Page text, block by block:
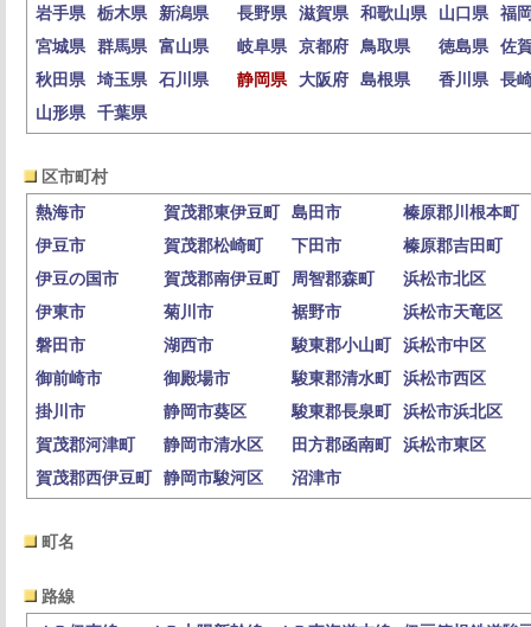
岩手県
栃木県 新潟県 長野県 滋賀県 和歌山県 山口県
福
宮城県
群馬県 富山県 岐阜県 京都府 鳥取県 徳島県
佐
秋田県
埼玉県 石川県 静岡県 大阪府 島根県 香川県
長
山形県
千葉県
区市町村
熱海市
賀茂郡東伊豆町 島田市
榛原郡川根本町
伊豆市
賀茂郡松崎町 下田市
榛原郡吉田町
伊豆の国市
賀茂郡南伊豆町 周智郡森町
浜松市北区
伊東市
菊川市 裾野市
浜松市天竜区
磐田市
湖西市 駿東郡小山町
浜松市中区
御前崎市
御殿場市 駿東郡清水町
浜松市西区
掛川市
静岡市葵区 駿東郡長泉町
浜松市浜北区
賀茂郡河津町
静岡市清水区 田方郡函南町
浜松市東区
賀茂郡西伊豆町
静岡市駿河区 沼津市
町名
路線